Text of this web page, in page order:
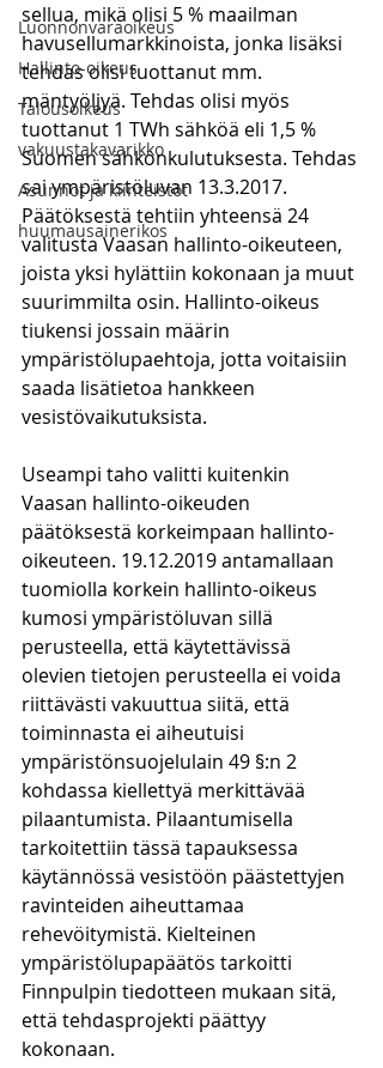
Luonnonvaraoikeus
Hallinto-oikeus
Talousoikeus
vakuustakavarikko
Asunnot ja kiinteistöt
huumausainerikos
sellua, mikä olisi 5 % maailman
havusellumarkkinoista, jonka lisäksi
tehdas olisi tuottanut mm.
mäntyöljyä. Tehdas olisi myös
tuottanut 1 TWh sähköä eli 1,5 %
Suomen sähkönkulutuksesta. Tehdas
sai ympäristöluvan 13.3.2017.
Päätöksestä tehtiin yhteensä 24
valitusta Vaasan hallinto-oikeuteen,
joista yksi hylättiin kokonaan ja muut
suurimmilta osin. Hallinto-oikeus
tiukensi jossain määrin
ympäristölupaehtoja, jotta voitaisiin
saada lisätietoa hankkeen
vesistövaikutuksista.
Useampi taho valitti kuitenkin
Vaasan hallinto-oikeuden
päätöksestä korkeimpaan hallinto-
oikeuteen. 19.12.2019 antamallaan
tuomiolla korkein hallinto-oikeus
kumosi ympäristöluvan sillä
perusteella, että käytettävissä
olevien tietojen perusteella ei voida
riittävästi vakuuttua siitä, että
toiminnasta ei aiheutuisi
ympäristönsuojelulain 49 §:n 2
kohdassa kiellettyä merkittävää
pilaantumista. Pilaantumisella
tarkoitettiin tässä tapauksessa
käytännössä vesistöön päästettyjen
ravinteiden aiheuttamaa
rehevöitymistä. Kielteinen
ympäristölupapäätös tarkoitti
Finnpulpin tiedotteen mukaan sitä,
että tehdasprojekti päättyy
kokonaan.